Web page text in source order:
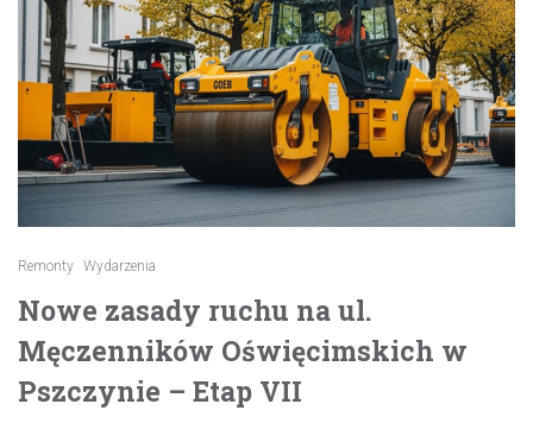
Remonty Wydarzenia
Nowe zasady ruchu na ul.
Męczenników Oświęcimskich w
Pszczynie – Etap VII